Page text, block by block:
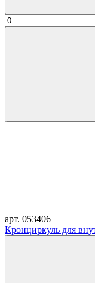
арт. 053406
Кронциркуль для